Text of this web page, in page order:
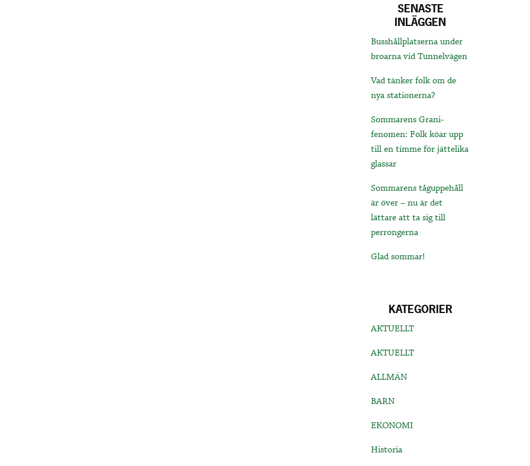
SENASTE
INLÄGGEN
Busshållplatserna under
broarna vid Tunnelvägen
Vad tänker folk om de
nya stationerna?
Sommarens Grani-
fenomen: Folk köar upp
till en timme för jättelika
glassar
Sommarens tåguppehåll
är över – nu är det
lättare att ta sig till
perrongerna
Glad sommar!
KATEGORIER
AKTUELLT
AKTUELLT
ALLMÄN
BARN
EKONOMI
Historia